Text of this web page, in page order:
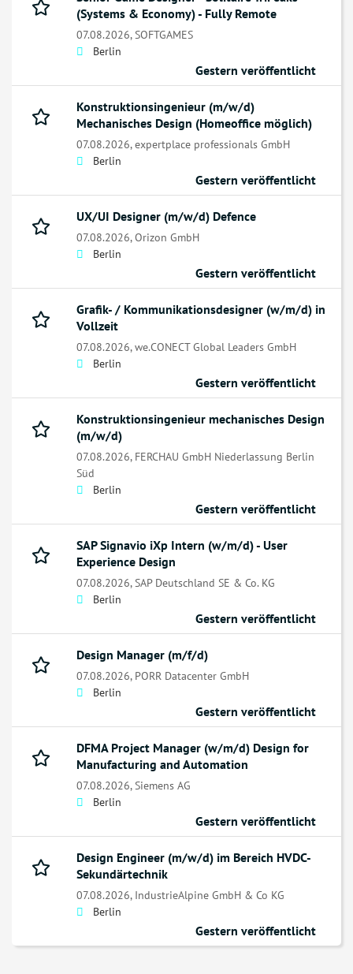
(Systems & Economy) - Fully Remote
07.08.2026,SOFTGAMES
Berlin
Gestern veröffentlicht
Konstruktionsingenieur (m/w/d)
Mechanisches Design (Homeoffice möglich)
07.08.2026,expertplace professionals GmbH
Berlin
Gestern veröffentlicht
UX/UI Designer (m/w/d) Defence
07.08.2026,Orizon GmbH
Berlin
Gestern veröffentlicht
Grafik- / Kommunikationsdesigner (w/m/d) in
Vollzeit
07.08.2026,we.CONECT Global Leaders GmbH
Berlin
Gestern veröffentlicht
Konstruktionsingenieur mechanisches Design
(m/w/d)
07.08.2026, FERCHAU GmbH Niederlassung Berlin
Süd
Berlin
Gestern veröffentlicht
SAP Signavio iXp Intern (w/m/d) - User
Experience Design
07.08.2026,SAP Deutschland SE & Co. KG
Berlin
Gestern veröffentlicht
Design Manager (m/f/d)
07.08.2026, PORR Datacenter GmbH
Berlin
Gestern veröffentlicht
DFMA Project Manager (w/m/d) Design for
Manufacturing and Automation
07.08.2026,Siemens AG
Berlin
Gestern veröffentlicht
Design Engineer (m/w/d) im Bereich HVDC-
Sekundärtechnik
07.08.2026, IndustrieAlpine GmbH & Co KG
Berlin
Gestern veröffentlicht